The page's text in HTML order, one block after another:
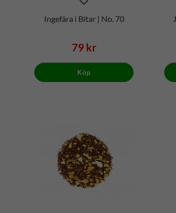
Ingefära i Bitar | No. 70
79 kr
Köp